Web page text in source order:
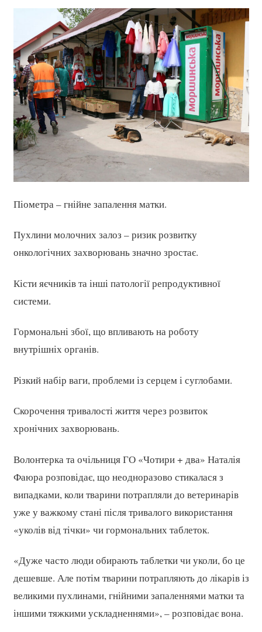
Піометра – гнійне запалення матки.
Пухлини молочних залоз – ризик розвитку
онкологічних захворювань значно зростає.
Кісти яєчників та інші патології репродуктивної
системи.
Гормональні збої, що впливають на роботу
внутрішніх органів.
Різкий набір ваги, проблеми із серцем і суглобами.
Скорочення тривалості життя через розвиток
хронічних захворювань.
Волонтерка та очільниця ГО «Чотири + два» Наталія
Фаюра розповідає, що неодноразово стикалася з
випадками, коли тварини потрапляли до ветеринарів
уже у важкому стані після тривалого використання
«уколів від тічки» чи гормональних таблеток.
«Дуже часто люди обирають таблетки чи уколи, бо це
дешевше. Але потім тварини потрапляють до лікарів із
великими пухлинами, гнійними запаленнями матки та
іншими тяжкими ускладненнями», – розповідає вона.